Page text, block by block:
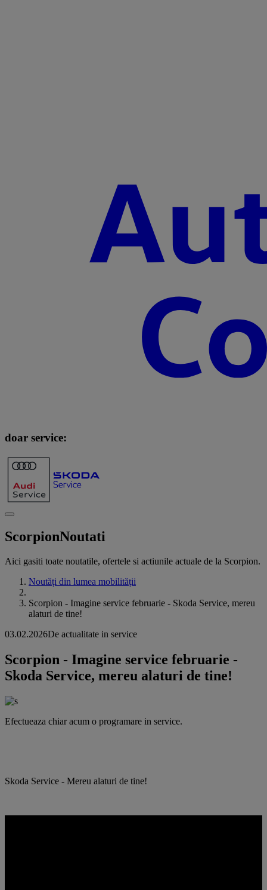
doar service:
ScorpionNoutati
Aici gasiti toate noutatile, ofertele si actiunile actuale de la Scorpion.
Noutăți din lumea mobilității
Scorpion - Imagine service februarie - Skoda Service, mereu
alaturi de tine!
03.02.2026De actualitate in service
Scorpion - Imagine service februarie -
Skoda Service, mereu alaturi de tine!
Efectueaza chiar acum o programare in service.
Skoda Service - Mereu alaturi de tine!